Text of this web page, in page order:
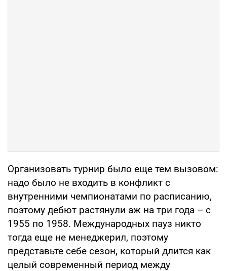
Организовать турнир было еще тем вызовом:
надо было не входить в конфликт с
внутренними чемпионатами по расписанию,
поэтому дебют растянули аж на три года – с
1955 по 1958. Международных пауз никто
тогда еще не менеджерил, поэтому
представьте себе сезон, который длится как
целый современный период между